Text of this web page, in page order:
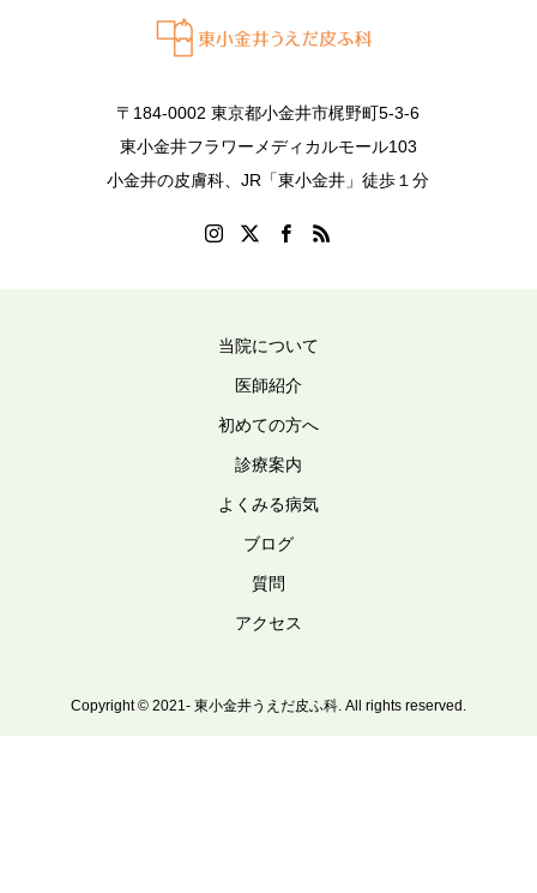
〒184-0002 東京都小金井市梶野町5-3-6
東小金井フラワーメディカルモール103
小金井の皮膚科、JR「東小金井」徒歩１分
当院について
医師紹介
初めての方へ
診療案内
よくみる病気
ブログ
質問
アクセス
Copyright © 2021- 東小金井うえだ皮ふ科. All rights reserved.